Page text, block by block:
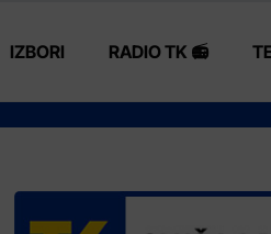
IZBORI RADIO TK 📻